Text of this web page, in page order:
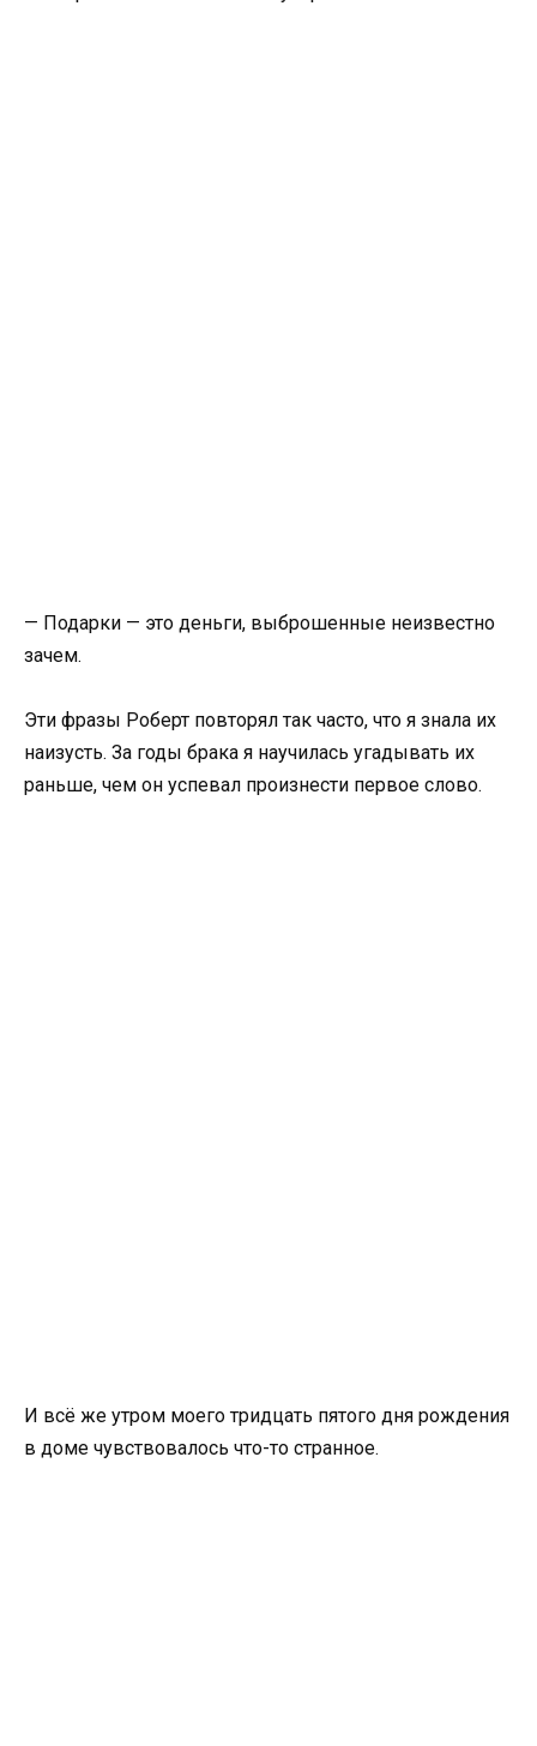
— Подарки — это деньги, выброшенные неизвестно
зачем.
Эти фразы Роберт повторял так часто, что я знала их
наизусть. За годы брака я научилась угадывать их
раньше, чем он успевал произнести первое слово.
И всё же утром моего тридцать пятого дня рождения
в доме чувствовалось что-то странное.